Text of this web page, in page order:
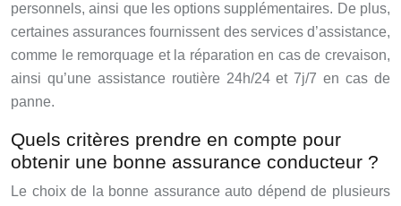
personnels, ainsi que les options supplémentaires. De plus,
certaines assurances fournissent des services d’assistance,
comme le remorquage et la réparation en cas de crevaison,
ainsi qu’une assistance routière 24h/24 et 7j/7 en cas de
panne.
Quels critères prendre en compte pour
obtenir une bonne assurance conducteur ?
Le choix de la bonne assurance auto dépend de plusieurs